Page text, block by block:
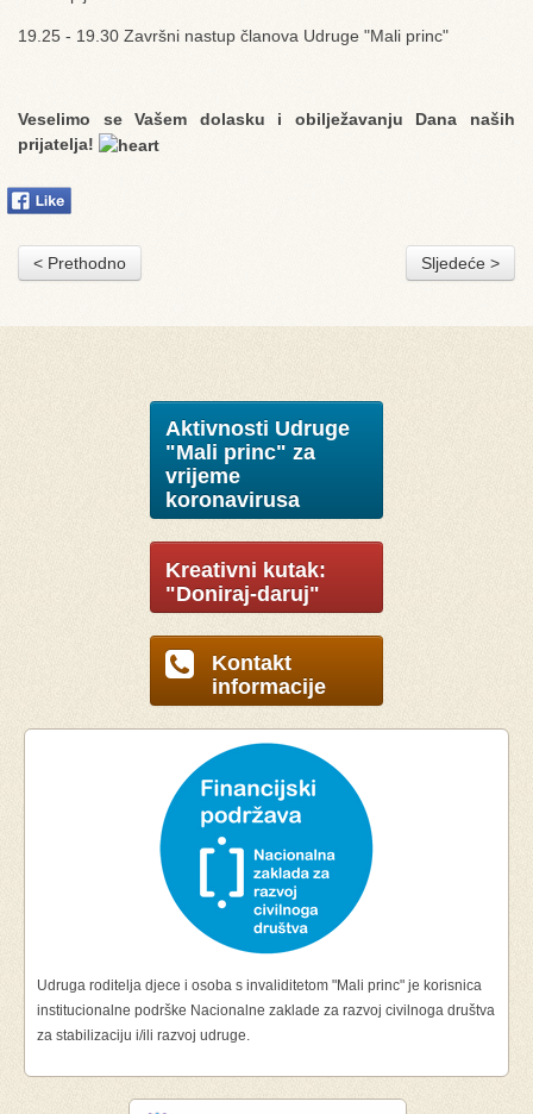
19.25 - 19.30 Završni nastup članova Udruge "Mali princ"
Veselimo se Vašem dolasku i obilježavanju Dana naših
prijatelja!
< Prethodno Sljedeće >
Aktivnosti Udruge
"Mali princ" za
vrijeme
koronavirusa
Kreativni kutak:
"Doniraj-daruj"
Kontakt
informacije
Udruga roditelja djece i osoba s invaliditetom "Mali princ" je korisnica
institucionalne podrške Nacionalne zaklade za razvoj civilnoga društva
za stabilizaciju i/ili razvoj udruge.